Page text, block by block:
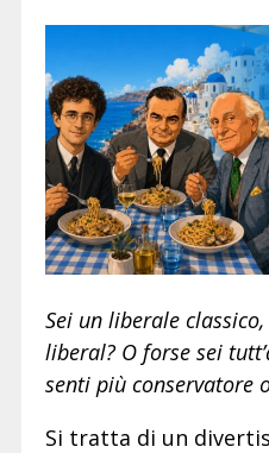
Sei un liberale
liberal? O forse sei
senti più conservatore
Si tratta di un